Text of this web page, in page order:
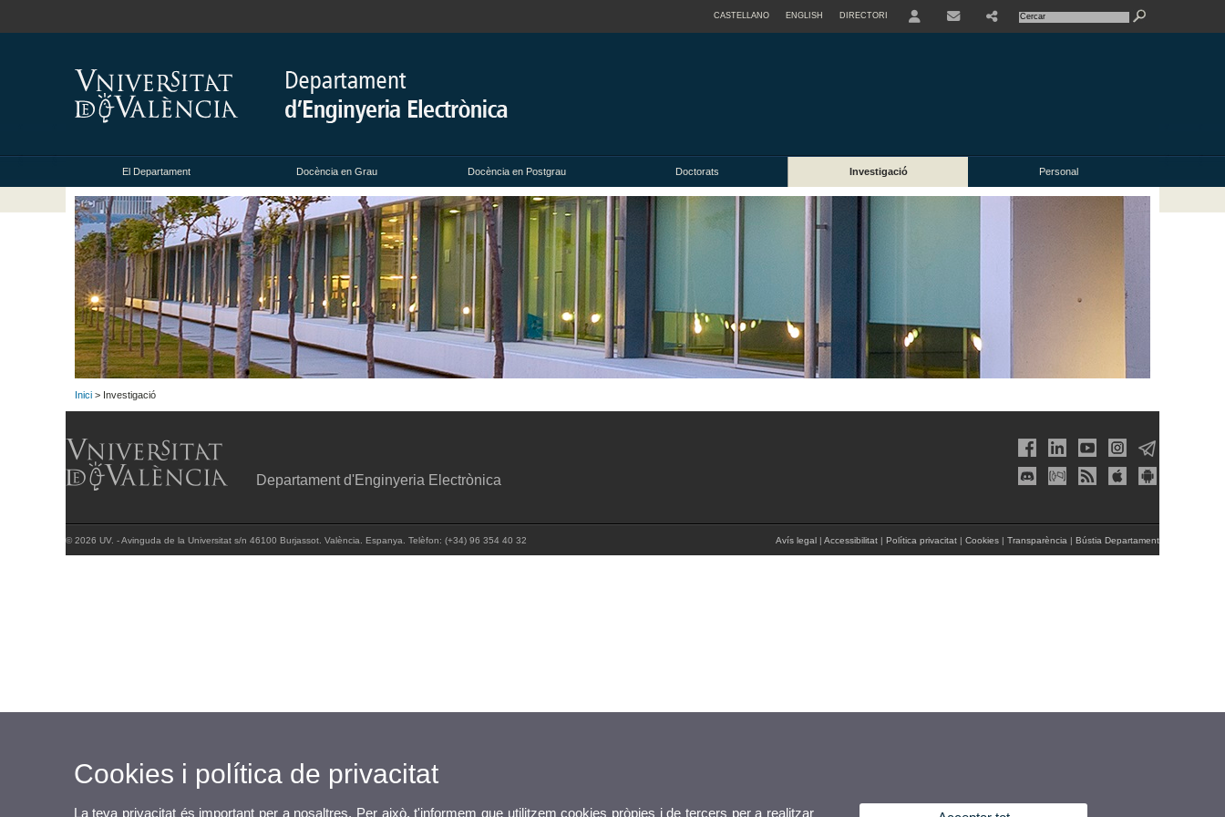
CASTELLANO ENGLISH DIRECTORI
El Departament Docència en Grau Docència en Postgrau Doctorats Investigació Personal
Inici > Investigació
Departament d'Enginyeria Electrònica
© 2026 UV. - Avinguda de la Universitat s/n 46100 Burjassot. València. Espanya. Telèfon: (+34) 96 354 40 32 Avís legal | Accessibilitat | Política privacitat | Cookies | Transparència | Bústia Departament
Cookies i política de privacitat
La teva privacitat és important per a nosaltres. Per això, t'informem que utilitzem cookies pròpies i de tercers per a realitzar